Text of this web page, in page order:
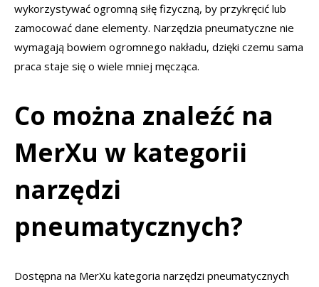
wykorzystywać ogromną siłę fizyczną, by przykręcić lub
zamocować dane elementy. Narzędzia pneumatyczne nie
wymagają bowiem ogromnego nakładu, dzięki czemu sama
praca staje się o wiele mniej męcząca.
Co można znaleźć na
MerXu w kategorii
narzędzi
pneumatycznych?
Dostępna na MerXu kategoria narzędzi pneumatycznych